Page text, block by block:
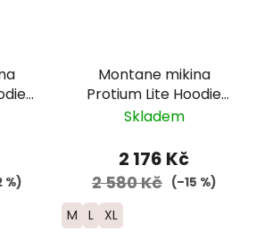
%)
Montane mikina
Protium Lite Hoodie
zip - pánská - černá
Skladem
2 176 Kč
2 580 Kč (–15 %)
M L XL